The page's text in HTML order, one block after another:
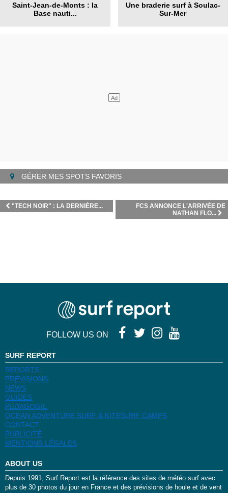
Saint-Jean-de-Monts : la
Base nauti...
Une braderie surf à Soulac-
Sur-Mer
GÉRER MES SPOTS FAVORIS
FCS ANNONCE L'ARRIVÉE DE
NATHAN FLO...
"TECH NOIR" : LA DERNIÈRE...
FOLLOW US ON
SURF REPORT
REPORTS
PRÉVISIONS
NEWS
GUIDES
PÉDAGOGIE
OCEAN ADVENTURE SURF & KITESURF CAMPS
CONTACT
PUBLICITÉ
MENTIONS LÉGALES
ABOUT US
Depuis 1991, Surf Report est la référence des sites de météo surf avec
plus de 30 photos du jour en France et des prévisions de houle et de vent